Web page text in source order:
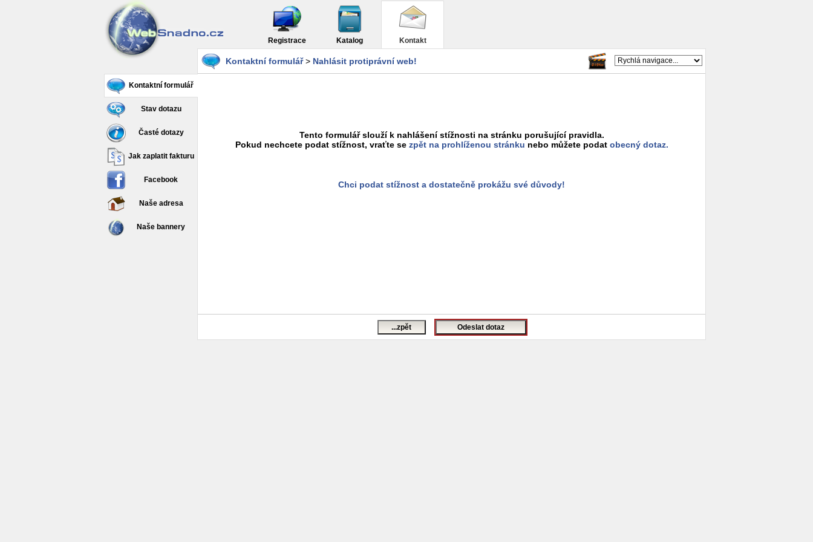
Registrace Katalog Kontakt
Kontaktní formulář
Stav dotazu
Časté dotazy
Jak zaplatit fakturu
Facebook
Naše adresa
Naše bannery
Kontaktní formulář> Nahlásit protiprávní web!
Tento formulář slouží k nahlášení stížnosti na stránku porušující pravidla.
Pokud nechcete podat stížnost, vraťte se zpět na prohlíženou stránku nebo můžete podat obecný dotaz.
Chci podat stížnost a dostatečně prokážu své důvody!